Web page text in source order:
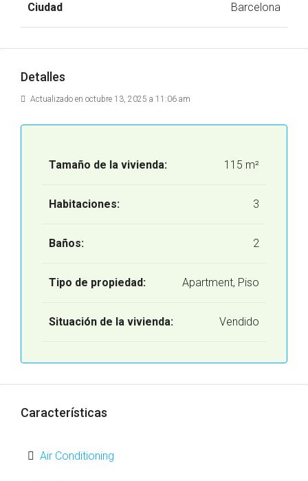
Ciudad Barcelona
Detalles
Actualizado en octubre 13, 2025 a 11:06 am
Tamaño de la vivienda: 115 m²
Habitaciones: 3
Baños: 2
Tipo de propiedad: Apartment, Piso
Situación de la vivienda: Vendido
Características
Air Conditioning